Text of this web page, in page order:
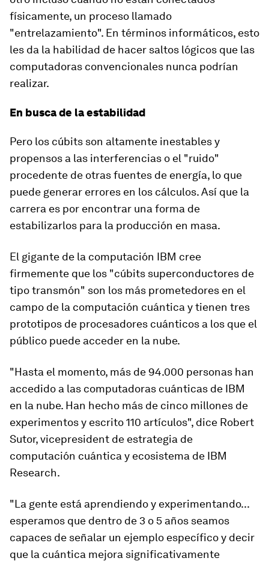
físicamente, un proceso llamado
"entrelazamiento". En términos informáticos, esto
les da la habilidad de hacer saltos lógicos que las
computadoras convencionales nunca podrían
realizar.
En busca de la estabilidad
Pero los cúbits son altamente inestables y
propensos a las interferencias o el "ruido"
procedente de otras fuentes de energía, lo que
puede generar errores en los cálculos. Así que la
carrera es por encontrar una forma de
estabilizarlos para la producción en masa.
El gigante de la computación IBM cree
firmemente que los "cúbits superconductores de
tipo transmón" son los más prometedores en el
campo de la computación cuántica y tienen tres
prototipos de procesadores cuánticos a los que el
público puede acceder en la nube.
"Hasta el momento, más de 94.000 personas han
accedido a las computadoras cuánticas de IBM
en la nube. Han hecho más de cinco millones de
experimentos y escrito 110 artículos", dice Robert
Sutor, vicepresident de estrategia de
computación cuántica y ecosistema de IBM
Research.
"La gente está aprendiendo y experimentando...
esperamos que dentro de 3 o 5 años seamos
capaces de señalar un ejemplo específico y decir
que la cuántica mejora significativamente